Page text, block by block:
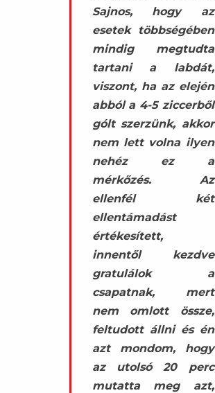
Sajnos, hogy az
esetek többségében
mindig megtudta
tartani a labdát,
viszont, ha az elején
abból a 4-5 ziccerből
gólt szerzünk, akkor
nem lett volna ilyen
nehéz ez a
mérkőzés. Az
ellenfél két
ellentámadást
értékesített,
innentől kezdve
gratulálok a
csapatnak, mert
nem omlott össze,
feltudott állni és én
azt mondom, hogy
az utolsó 20 perc
mutatta meg azt,